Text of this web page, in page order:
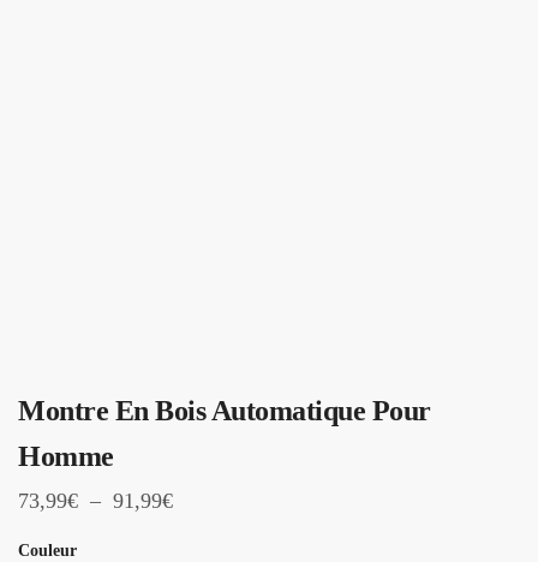
Montre En Bois Automatique Pour
Homme
73,99€ – 91,99€Plage
Couleur